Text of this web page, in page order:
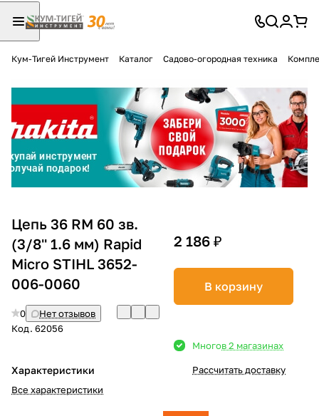
Кум-Тигей Инструмент Каталог Садово-огородная техника
Цепь 36 RM 60 зв.
(3/8'' 1.6 мм) Rapid
Micro STIHL 3652-
006-0060
0
Нет отзывов
Код. 62056
Характеристики
Все характеристики
2 186 ₽
В корзину
Многов 2 магазинах
Рассчитать доставку
Разбейте
оплатуна части
без переплат
График платежей
Сегодня
25%